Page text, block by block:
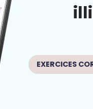
EXERCICES